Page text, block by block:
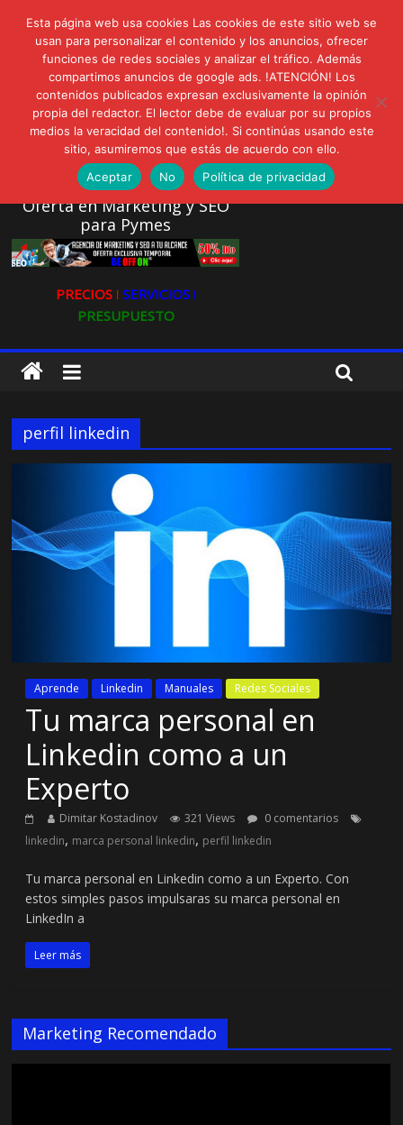
lunes, agosto 10, 2026
Novedades:
AVISPEX PLUS FORTE Bioeffitech y Protección natural sin
dañar el entorno
LIVAM estrena Agua de Sal
Ultravioleta Radio, Cómo una radio sin fines comerciales
conquistó a miles de oyentes
IA: Su importancia en las redes sociales
Gravatar: Tu Huella Digital en las Redes Sociales
Oferta en Marketing y SEO
para Pymes
PRECIOS ǀ SERVICIOS ǀ
PRESUPUESTO
perfil linkedin
Aprende Linkedin Manuales Redes Sociales
Tu marca personal en
Linkedin como a un
Experto
Dimitar Kostadinov 321 Views
0 comentarios
linkedin, marca personal linkedin, perfil linkedin
Tu marca personal en Linkedin como a un Experto. Con
estos simples pasos impulsaras su marca personal en
LinkedIn a
Leer más
Marketing Recomendado
Esta página web usa cookies Las cookies de este sitio web se
usan para personalizar el contenido y los anuncios, ofrecer
funciones de redes sociales y analizar el tráfico. Además
compartimos anuncios de google ads. !ATENCIÓN! Los
contenidos publicados expresan exclusivamente la opinión
propia del redactor. El lector debe de evaluar por su propios
medios la veracidad del contenido!. Si continúas usando este
sitio, asumiremos que estás de acuerdo con ello.
Aceptar
No Política de privacidad